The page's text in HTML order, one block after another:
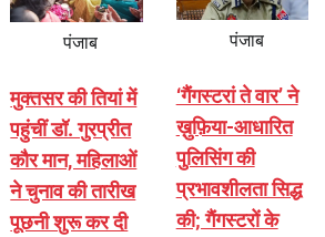
पंजाब
मुक्तसर की तियां में
पहुंचीं डॉ. गुरप्रीत
कौर मान, महिलाओं
ने चुनाव की तारीख
पूछनी शुरू कर दी
पंजाब
‘गैंगस्टरां ते वार’ ने
ख़ुफ़िया-आधारित
पुलिसिंग की
प्रभावशीलता सिद्ध
की; गैंगस्टरों के